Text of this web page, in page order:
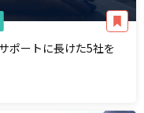
ポートに長けた5社を